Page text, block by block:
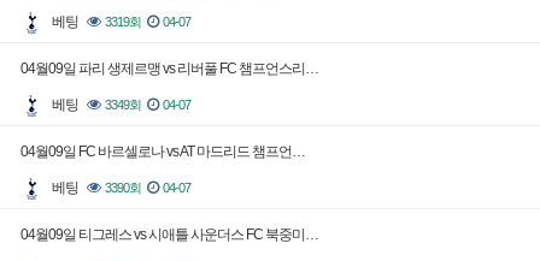
베팅 3319회 04-07
04월09일 파리 생제르맹 vs 리버풀 FC 챔프언스리…
베팅 3349회 04-07
04월09일 FC 바르셀로나 vs AT 마드리드 챔프언…
베팅 3390회 04-07
04월09일 티그레스 vs 시애틀 사운더스 FC 북중미…